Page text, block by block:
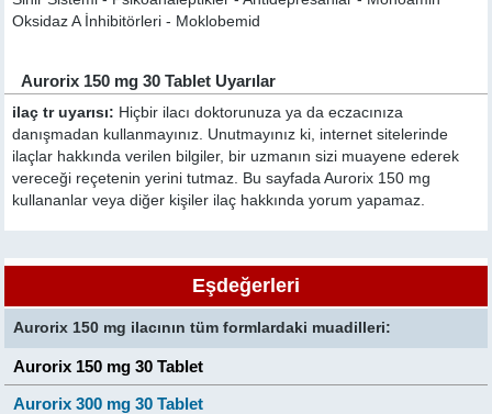
Oksidaz A İnhibitörleri - Moklobemid
Aurorix 150 mg 30 Tablet Uyarılar
ilaç tr uyarısı: Hiçbir ilacı doktorunuza ya da eczacınıza
danışmadan kullanmayınız. Unutmayınız ki, internet sitelerinde
ilaçlar hakkında verilen bilgiler, bir uzmanın sizi muayene ederek
vereceği reçetenin yerini tutmaz. Bu sayfada Aurorix 150 mg
kullananlar veya diğer kişiler ilaç hakkında yorum yapamaz.
Eşdeğerleri
Aurorix 150 mg ilacının tüm formlardaki muadilleri:
Aurorix 150 mg 30 Tablet
Aurorix 300 mg 30 Tablet